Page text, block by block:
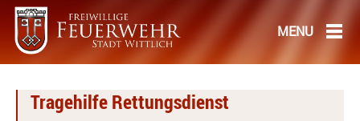
Tragehilfe Rettungsdienst